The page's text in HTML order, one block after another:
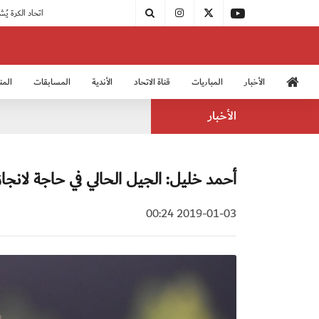
مودرن سبورت يُتوج بطلًا لدوري الدرجة الثالثة
الأخبار المباريات قناة الاتحاد الأندية المسابقات
الأخبار
أحمد خليل: الجيل الحالي في حاجة
2019-01-03 00:24